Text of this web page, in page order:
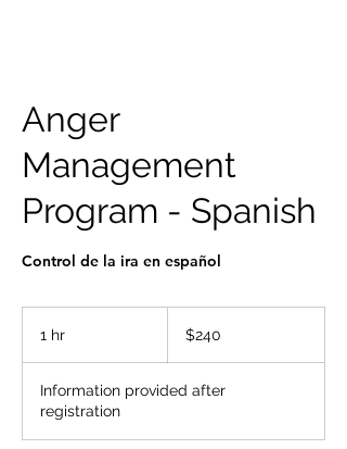
Anger
Management
Program - Spanish
Control de la ira en español
1 hr
dollars$240
Information provided after
registration